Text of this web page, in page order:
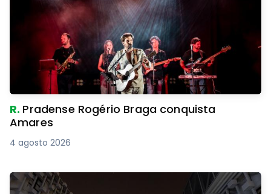
R. Pradense Rogério Braga conquista
Amares
4 agosto 2026